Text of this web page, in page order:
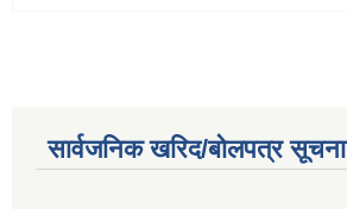
सार्वजनिक खरिद/बोलपत्र सूचना